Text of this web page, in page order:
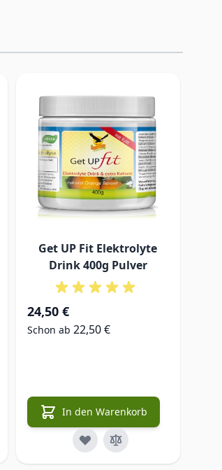
Get UP Fit Elektrolyte
Drink 400g Pulver
24,50 €
Schon ab 22,50 €
In den Warenkorb